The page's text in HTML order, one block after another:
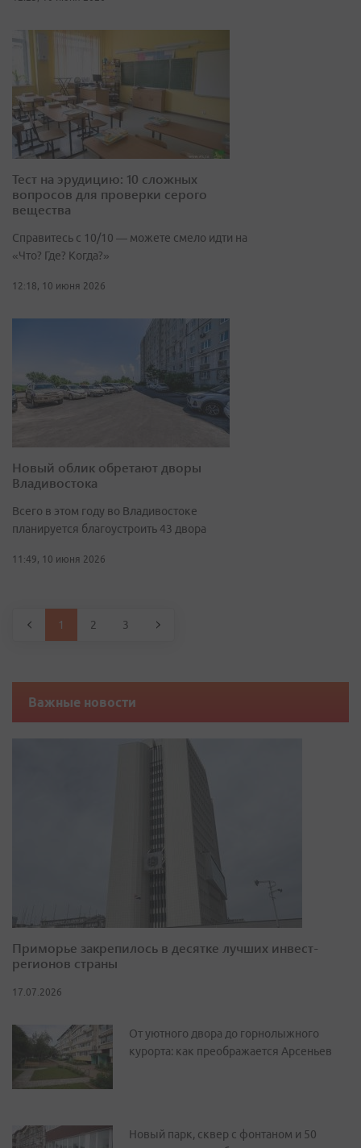
Тест на эрудицию: 10 сложных
вопросов для проверки серого
вещества
Справитесь с 10/10 — можете смело идти на
«Что? Где? Когда?»
12:18, 10 июня 2026
Новый облик обретают дворы
Владивостока
Всего в этом году во Владивостоке
планируется благоустроить 43 двора
11:49, 10 июня 2026
1 2 3
Важные новости
Приморье закрепилось в десятке лучших инвест-
регионов страны
17.07.2026
От уютного двора до горнолыжного
курорта: как преображается Арсеньев
Новый парк, сквер с фонтаном и 50